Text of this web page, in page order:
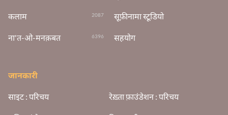
कलाम 2087
ना'त-ओ-मनक़बत 6396
सूफ़ीनामा स्टूडियो
सहयोग
जानकारी
साइट : परिचय रेख़्ता फ़ाउंडेशन : परिचय